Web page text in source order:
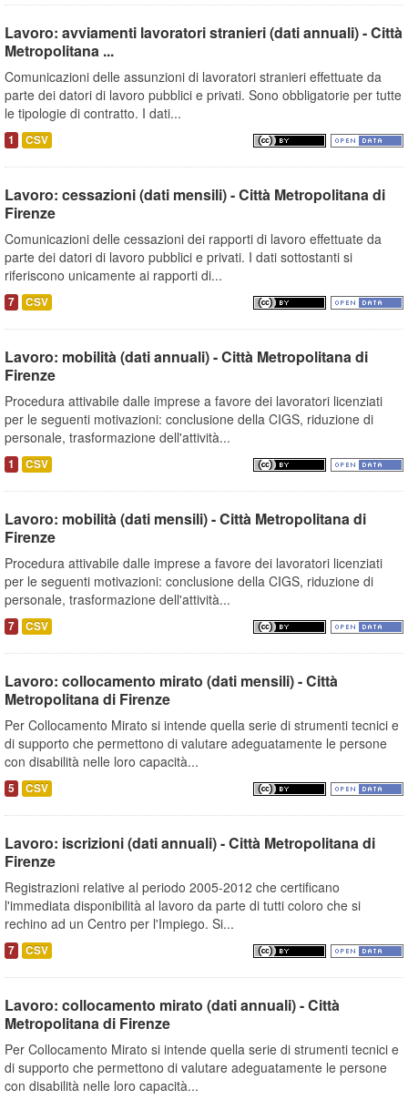
Lavoro: avviamenti lavoratori stranieri (dati annuali) - Città
Metropolitana ...
Comunicazioni delle assunzioni di lavoratori stranieri effettuate da
parte dei datori di lavoro pubblici e privati. Sono obbligatorie per tutte
le tipologie di contratto. I dati...
1 CSV
Lavoro: cessazioni (dati mensili) - Città Metropolitana di
Firenze
Comunicazioni delle cessazioni dei rapporti di lavoro effettuate da
parte dei datori di lavoro pubblici e privati. I dati sottostanti si
riferiscono unicamente ai rapporti di...
7 CSV
Lavoro: mobilità (dati annuali) - Città Metropolitana di
Firenze
Procedura attivabile dalle imprese a favore dei lavoratori licenziati
per le seguenti motivazioni: conclusione della CIGS, riduzione di
personale, trasformazione dell'attività...
1 CSV
Lavoro: mobilità (dati mensili) - Città Metropolitana di
Firenze
Procedura attivabile dalle imprese a favore dei lavoratori licenziati
per le seguenti motivazioni: conclusione della CIGS, riduzione di
personale, trasformazione dell'attività...
7 CSV
Lavoro: collocamento mirato (dati mensili) - Città
Metropolitana di Firenze
Per Collocamento Mirato si intende quella serie di strumenti tecnici e
di supporto che permettono di valutare adeguatamente le persone
con disabilità nelle loro capacità...
5 CSV
Lavoro: iscrizioni (dati annuali) - Città Metropolitana di
Firenze
Registrazioni relative al periodo 2005-2012 che certificano
l'immediata disponibilità al lavoro da parte di tutti coloro che si
rechino ad un Centro per l'Impiego. Si...
7 CSV
Lavoro: collocamento mirato (dati annuali) - Città
Metropolitana di Firenze
Per Collocamento Mirato si intende quella serie di strumenti tecnici e
di supporto che permettono di valutare adeguatamente le persone
con disabilità nelle loro capacità...